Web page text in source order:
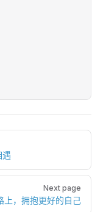
遇
Next page
上，拥抱更好的自己